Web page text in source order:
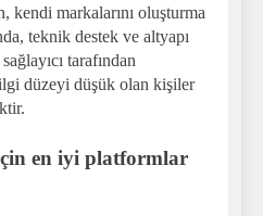
kendi markalarını oluşturma
teknik destek ve altyapı
tarafından
düzeyi düşük olan kişiler
en iyi platformlar